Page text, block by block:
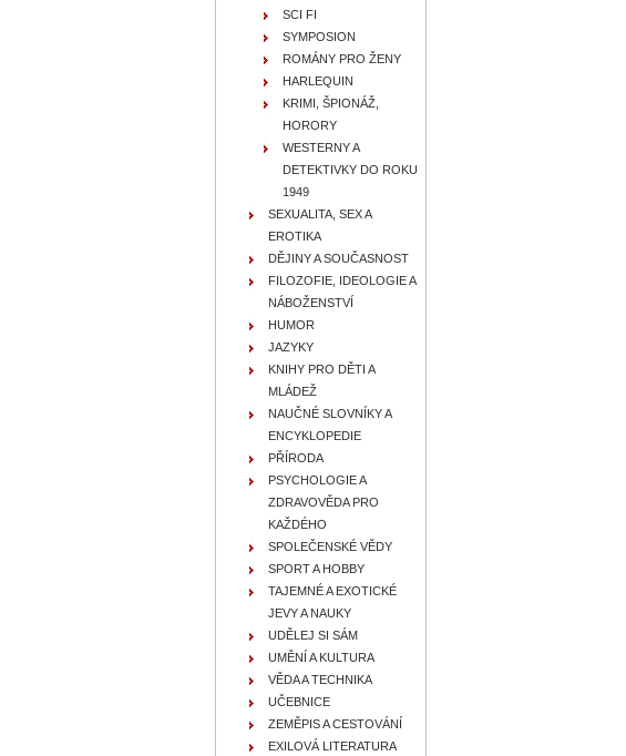
SCI FI
SYMPOSION
ROMÁNY PRO ŽENY
HARLEQUIN
KRIMI, ŠPIONÁŽ,
HORORY
WESTERNY A
DETEKTIVKY DO ROKU
1949
SEXUALITA, SEX A
EROTIKA
DĚJINY A SOUČASNOST
FILOZOFIE, IDEOLOGIE A
NÁBOŽENSTVÍ
HUMOR
JAZYKY
KNIHY PRO DĚTI A
MLÁDEŽ
NAUČNÉ SLOVNÍKY A
ENCYKLOPEDIE
PŘÍRODA
PSYCHOLOGIE A
ZDRAVOVĚDA PRO
KAŽDÉHO
SPOLEČENSKÉ VĚDY
SPORT A HOBBY
TAJEMNÉ A EXOTICKÉ
JEVY A NAUKY
UDĚLEJ SI SÁM
UMĚNÍ A KULTURA
VĚDA A TECHNIKA
UČEBNICE
ZEMĚPIS A CESTOVÁNÍ
EXILOVÁ LITERATURA